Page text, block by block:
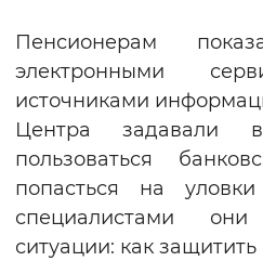
Вернуть
Пенсионерам
электронными
источниками
Центра задавали
пользоваться
попасться на
специалистами
ситуации: как